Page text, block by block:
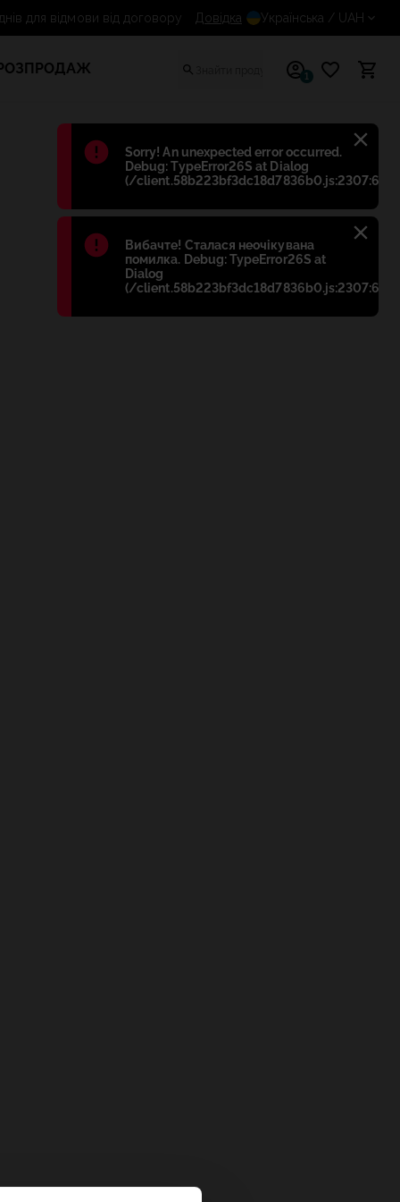
Błąd:
Sorry! An unexpected error occurred.
Debug: TypeError26S at Dialog
(/client.58b223bf3dc18d7836b0.js:2307:698)
Błąd:
Вибачте! Сталася неочікувана
помилка. Debug: TypeError26S at
Dialog
(/client.58b223bf3dc18d7836b0.js:2307:698)
14 днів для відмови від договору
Довідка Українська / UAH
1